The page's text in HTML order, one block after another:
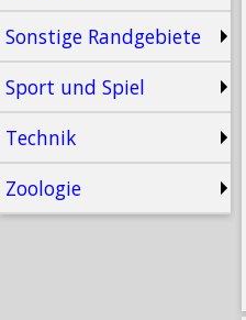
Sonstige Randgebiete
Sport und Spiel
Technik
Zoologie